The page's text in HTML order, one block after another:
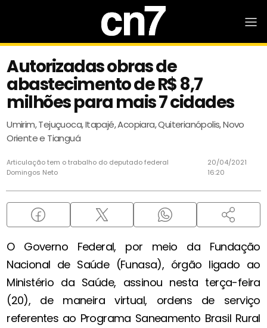
Autorizadas obras de
abastecimento de R$ 8,7
milhões para mais 7 cidades
Umirim, Tejuçuoca, Itapajé, Acopiara, Quiterianópolis, Novo
Oriente e Tianguá
Articulação tem o trabalho do deputado federal
Domingos Neto
20/04/2021
16:20
O Governo Federal, por meio da Fundação
Nacional de Saúde (Funasa), órgão ligado ao
Ministério da Saúde, assinou nesta terça-feira
(20), de maneira virtual, ordens de serviço
referentes ao Programa Saneamento Brasil Rural